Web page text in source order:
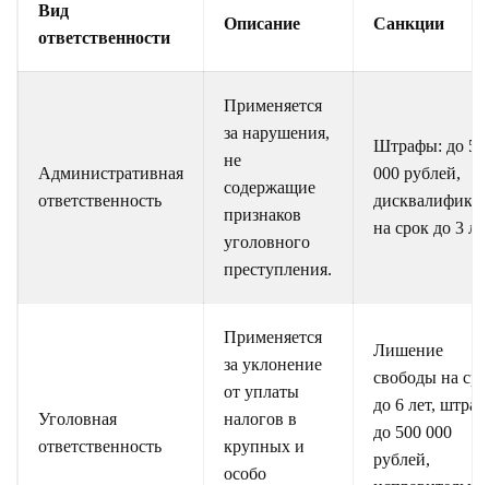
Вид
ответственности
Описание Санкции
Административная
ответственность
Применяется
за нарушения,
не
содержащие
признаков
уголовного
преступления.
Штрафы: до 50
000 рублей,
на срок до 3
Уголовная
ответственность
Применяется
за уклонение
от уплаты
налогов в
крупных и
особо
Лишение
свободы на
до 6 лет,
до 500 000
рублей,